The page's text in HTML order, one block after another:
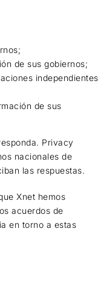
de sus gobiernos;
independientes
de sus
Privacy
nacionales de
las respuestas.
Xnet hemos
acuerdos de
en torno a estas